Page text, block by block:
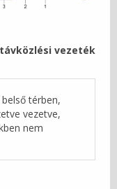
távközlési vezeték
térben,
vezetve,
nem